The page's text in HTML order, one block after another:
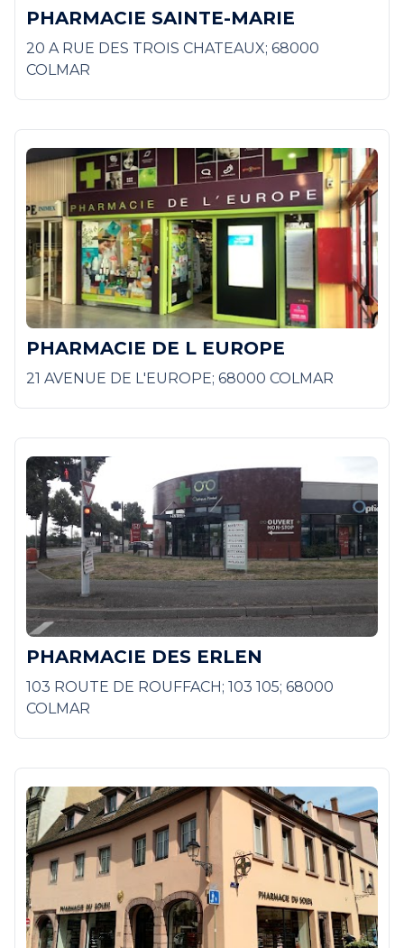
PHARMACIE SAINTE-MARIE
20 A RUE DES TROIS CHATEAUX; 68000
COLMAR
PHARMACIE DE L EUROPE
21 AVENUE DE L'EUROPE; 68000 COLMAR
PHARMACIE DES ERLEN
103 ROUTE DE ROUFFACH; 103 105; 68000
COLMAR